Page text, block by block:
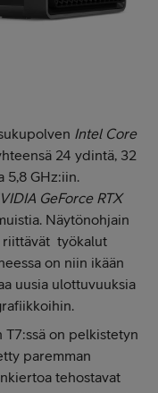
Intel Core
24 ydintä, 32
5,8 GHz:iin.
GeForce RTX
Näytönohjain
riittävät työkalut
on niin ikään
uusia ulottuvuuksia
T7:ssä on pelkistetyn
paremman
tehostavat